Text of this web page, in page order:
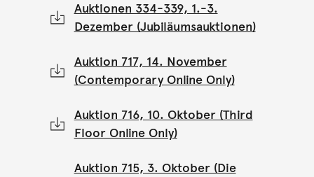
Auktionen 334-339, 1.-3.
Dezember (Jubiläumsauktionen)
Auktion 717, 14. November
(Contemporary Online Only)
Auktion 716, 10. Oktober (Third
Floor Online Only)
Auktion 715, 3. Oktober (Die